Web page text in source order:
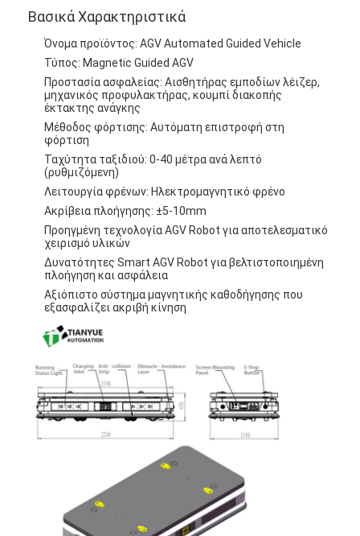
Όλες οι περιπτώσεις
ιστολόγιο
Συνομιλία τώρα
Αυτοματοποιημένο οχήμα καθοδήγησης AGV
Ενα έξυπνο μη επανδρωμένο ανεμοφόρο
Ανεξάρτητο κινητό ρομπότ AMR
Τριδιάστατο διαστημόπλοιο αποθήκευσης
Εξωτερικό πλαίσιο τετρακίνητου οχήματος UGV με έλεγχο
Συσκευές φόρτισης υποστήριξης AGV
Συστατικά του AGV με μηχανική τροχιά κίνησης
Οδηγός συναρμολόγησης τιμονιού AGV
Συγκρότημα μηχανισμού ανύψωσης AGV αποθήκευσης
Ηλεκτρική τηλεσκοπική πιρούνι για παλέτες
Αυτοματοποιημένος μη τυποποιημένος εξοπλισμός
Βασικά Χαρακτηριστικά
Όνομα προϊόντος: AGV Automated Guided Vehicle
Τύπος: Magnetic Guided AGV
Προστασία ασφαλείας: Αισθητήρας εμποδίων λέιζερ,
μηχανικός προφυλακτήρας, κουμπί διακοπής
έκτακτης ανάγκης
Μέθοδος φόρτισης: Αυτόματη επιστροφή στη
φόρτιση
Ταχύτητα ταξιδιού: 0-40 μέτρα ανά λεπτό
(ρυθμιζόμενη)
Λειτουργία φρένων: Ηλεκτρομαγνητικό φρένο
Ακρίβεια πλοήγησης: ±5-10mm
Προηγμένη τεχνολογία AGV Robot για αποτελεσματικό
χειρισμό υλικών
Δυνατότητες Smart AGV Robot για βελτιστοποιημένη
πλοήγηση και ασφάλεια
Αξιόπιστο σύστημα μαγνητικής καθοδήγησης που
εξασφαλίζει ακριβή κίνηση